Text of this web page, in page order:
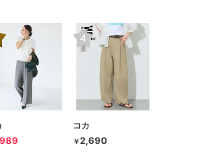
コカ
￥2,690